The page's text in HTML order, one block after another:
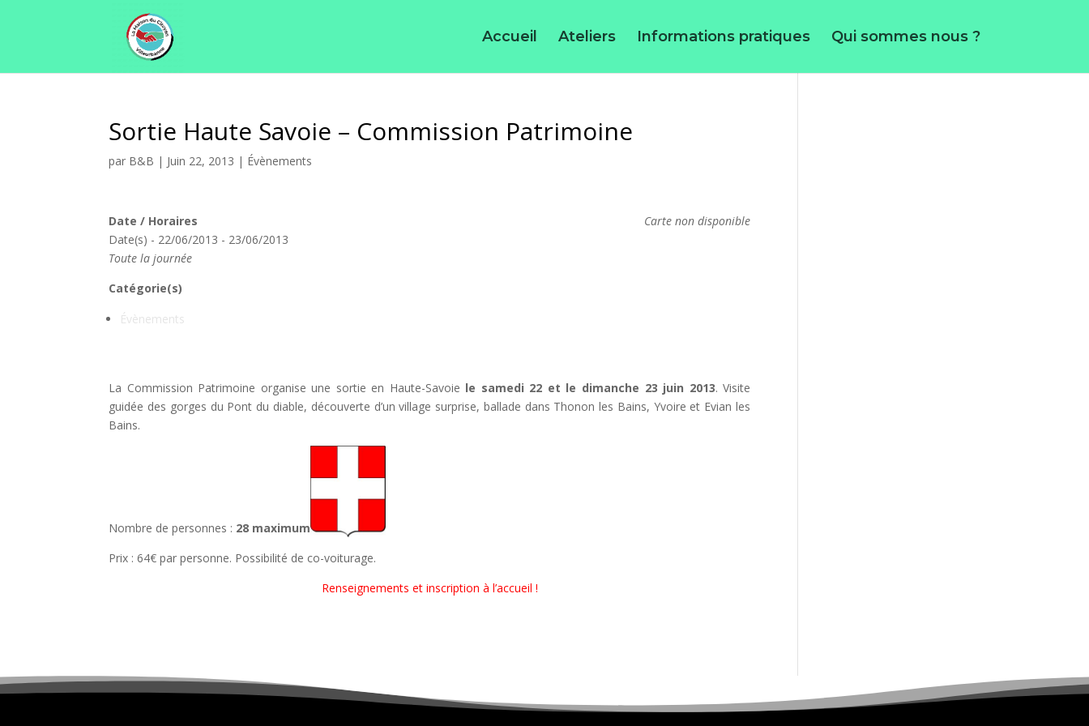
Accueil Ateliers Informations pratiques Qui sommes nous ?
Sortie Haute Savoie – Commission Patrimoine
par B&B | Juin 22, 2013 | Évènements
Carte non disponible
Date / Horaires
Date(s) - 22/06/2013 - 23/06/2013
Toute la journée
Catégorie(s)
Évènements
La Commission Patrimoine organise une sortie en Haute-Savoie le samedi 22 et le dimanche 23 juin 2013. Visite
guidée des gorges du Pont du diable, découverte d’un village surprise, ballade dans Thonon les Bains, Yvoire et Evian les
Bains.
Nombre de personnes : 28 maximum
Prix : 64€ par personne. Possibilité de co-voiturage.
Renseignements et inscription à l’accueil !